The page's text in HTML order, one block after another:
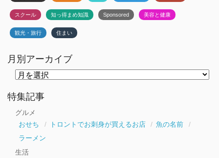
スクール 知っ得まめ知識 Sponsored 美容と健康
観光・旅行 住まい
月別アーカイブ
ー
カ
特集記事
グルメ
おせち
トロントでお刺身が買えるお店
魚の名前
ラーメン
生活